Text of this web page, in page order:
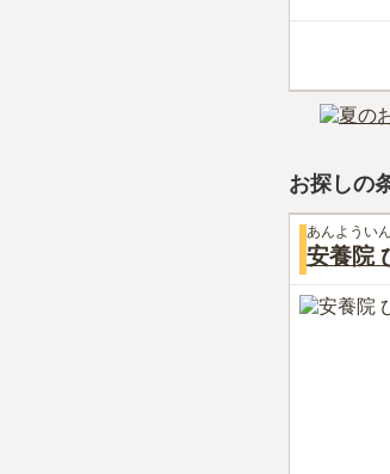
お探しの
あんようい
安養院